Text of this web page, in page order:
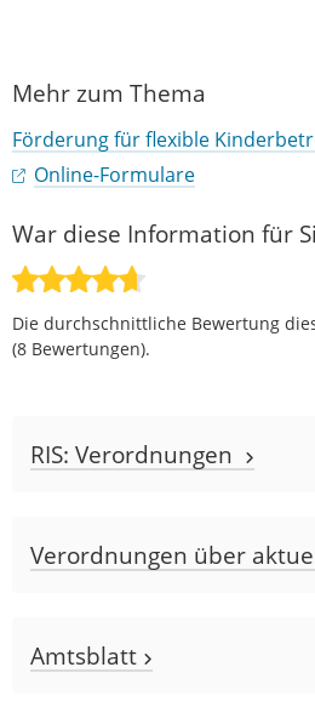
Mehr zum Thema
Förderung für flexible
Online-Formulare
War diese Information für
Die durchschnittliche Bewertung
(8 Bewertungen).
RIS: Verordnungen
Verordnungen über
Amtsblatt